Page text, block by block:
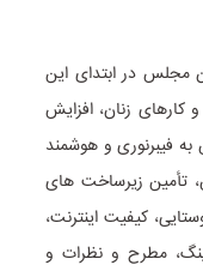
مجلس در ابتدای این
زنان، افزایش
فیبرنوری و هوشمند
تأمین زیرساخت های
کیفیت اینترنت،
مطرح و نظرات و